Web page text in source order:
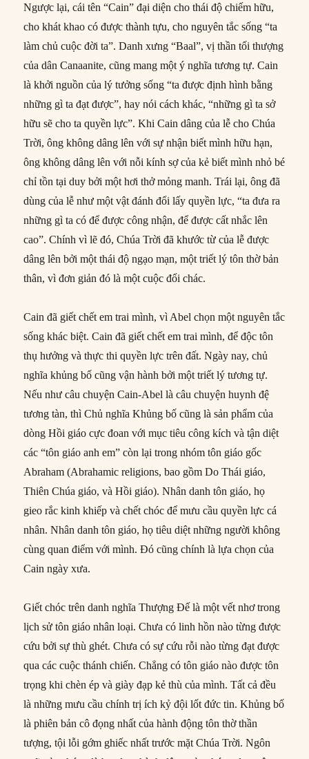
Ngược lại, cái tên “Cain” đại diện cho thái độ chiếm hữu,
cho khát khao có được thành tựu, cho nguyên tắc sống “ta
làm chủ cuộc đời ta”. Danh xưng “Baal”, vị thần tối thượng
của dân Canaanite, cũng mang một ý nghĩa tương tự. Cain
là khởi nguồn của lý tưởng sống “ta được định hình bằng
những gì ta đạt được”, hay nói cách khác, “những gì ta sở
hữu sẽ cho ta quyền lực”. Khi Cain dâng của lễ cho Chúa
Trời, ông không dâng lên với sự nhận biết mình hữu hạn,
ông không dâng lên với nỗi kính sợ của kẻ biết mình nhỏ bé
chỉ tồn tại duy bởi một hơi thở mỏng manh. Trái lại, ông đã
dùng của lễ như một vật đánh đổi lấy quyền lực, “ta đưa ra
những gì ta có để được công nhận, để được cất nhắc lên
cao”. Chính vì lẽ đó, Chúa Trời đã khước từ của lễ được
dâng lên bởi một thái độ ngạo mạn, một triết lý tôn thờ bản
thân, vì đơn giản đó là một cuộc đổi chác.
Cain đã giết chết em trai mình, vì Abel chọn một nguyên tắc
sống khác biệt. Cain đã giết chết em trai mình, để độc tôn
thụ hưởng và thực thi quyền lực trên đất. Ngày nay, chủ
nghĩa khủng bố cũng vận hành bởi một triết lý tương tự.
Nếu như câu chuyện Cain-Abel là câu chuyện huynh đệ
tương tàn, thì Chủ nghĩa Khủng bố cũng là sản phẩm của
dòng Hồi giáo cực đoan với mục tiêu công kích và tận diệt
các “tôn giáo anh em” còn lại trong nhóm tôn giáo gốc
Abraham (Abrahamic religions, bao gồm Do Thái giáo,
Thiên Chúa giáo, và Hồi giáo). Nhân danh tôn giáo, họ
gieo rắc kinh khiếp và chết chóc để mưu cầu quyền lực cá
nhân. Nhân danh tôn giáo, họ tiêu diệt những người không
cùng quan điểm với mình. Đó cũng chính là lựa chọn của
Cain ngày xưa.
Giết chóc trên danh nghĩa Thượng Đế là một vết nhơ trong
lịch sử tôn giáo nhân loại. Chưa có linh hồn nào từng được
cứu bởi sự thù ghét. Chưa có sự cứu rỗi nào từng đạt được
qua các cuộc thánh chiến. Chẳng có tôn giáo nào được tôn
trọng khi chèn ép và giày đạp kẻ thù của mình. Tất cả đều
là những mưu cầu chính trị ích kỷ đội lốt đức tin. Khủng bố
là phiên bản cô đọng nhất của hành động tôn thờ thần
tượng, tội lỗi gớm ghiếc nhất trước mặt Chúa Trời. Ngôn